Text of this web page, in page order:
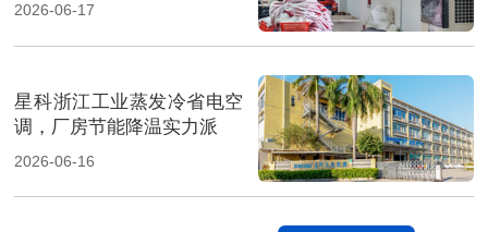
2026-06-17
星科浙江工业蒸发冷省电空
调，厂房节能降温实力派
2026-06-16